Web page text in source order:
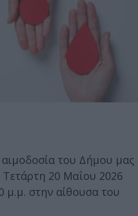
του Δήμου μας
20 Μαΐου 2026
μ.μ. στην αίθουσα του